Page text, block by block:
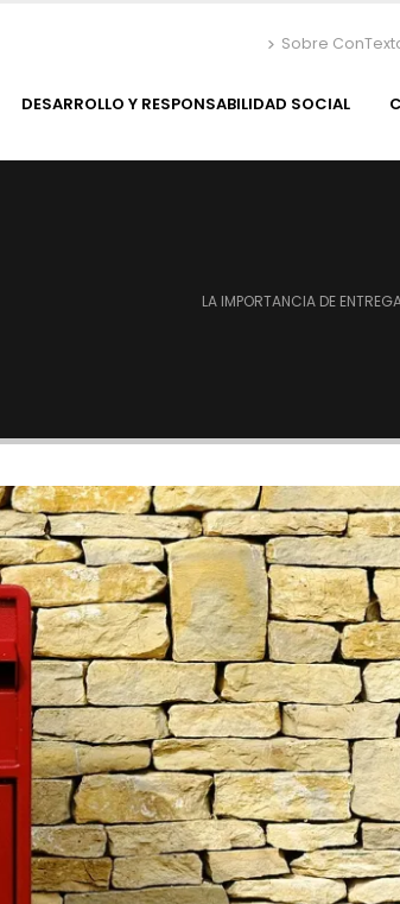
Sobre
DESARROLLO Y RESPONSABILIDAD SOCIAL
LA IMPORTANCIA DE